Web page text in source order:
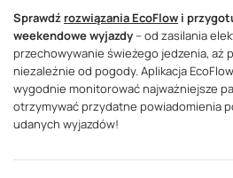
Sprawdź rozwiązania EcoFlow i
weekendowe wyjazdy – od zasilania
przechowywanie świeżego jedzenia, aż
niezależnie od pogody. Aplikacja
wygodnie monitorować najważniejsze
otrzymywać przydatne powiadomienia
udanych wyjazdów!